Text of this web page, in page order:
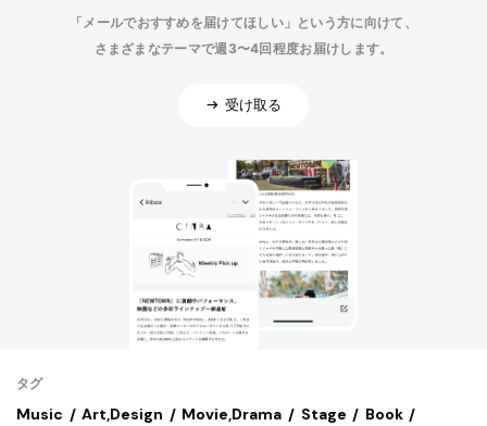
「メールでおすすめを届けてほしい」という方に向けて、
さまざまなテーマで週3〜4回程度お届けします。
受け取る
タグ
Music Art,Design Movie,Drama Stage
Book